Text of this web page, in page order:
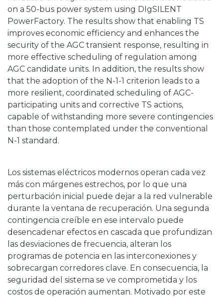
on a 50-bus power system using DIgSILENT
PowerFactory. The results show that enabling TS
improves economic efficiency and enhances the
security of the AGC transient response, resulting in
more effective scheduling of regulation among
AGC candidate units. In addition, the results show
that the adoption of the N-1-1 criterion leads to a
more resilient, coordinated scheduling of AGC-
participating units and corrective TS actions,
capable of withstanding more severe contingencies
than those contemplated under the conventional
N-1 standard.
Los sistemas eléctricos modernos operan cada vez
más con márgenes estrechos, por lo que una
perturbación inicial puede dejar a la red vulnerable
durante la ventana de recuperación. Una segunda
contingencia creíble en ese intervalo puede
desencadenar efectos en cascada que profundizan
las desviaciones de frecuencia, alteran los
programas de potencia en las interconexiones y
sobrecargan corredores clave. En consecuencia, la
seguridad del sistema se ve comprometida y los
costos de operación aumentan. Motivado por este